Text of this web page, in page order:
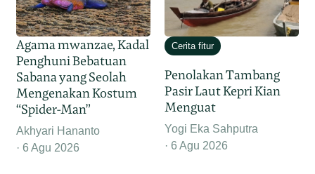
Agama mwanzae, Kadal
Penghuni Bebatuan
Sabana yang Seolah
Mengenakan Kostum
“Spider-Man”
Akhyari Hananto
6 Agu 2026
Cerita fitur
Penolakan Tambang
Pasir Laut Kepri Kian
Menguat
Yogi Eka Sahputra
6 Agu 2026